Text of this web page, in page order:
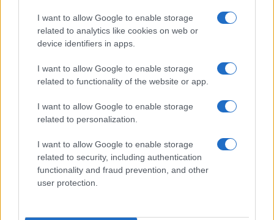
I want to allow Google to enable storage
related to analytics like cookies on web or
device identifiers in apps.
I want to allow Google to enable storage
related to functionality of the website or app.
I want to allow Google to enable storage
related to personalization.
I want to allow Google to enable storage
related to security, including authentication
functionality and fraud prevention, and other
user protection.
Ισως λοιπον καναμε εστω το ελαχιστο για τον επομενο